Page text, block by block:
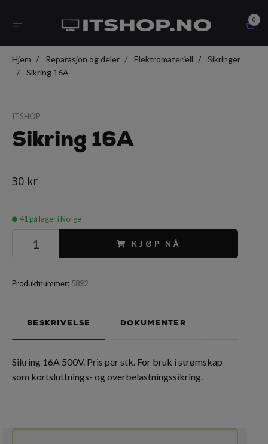
0
Hjem Reparasjon og deler Elektromateriell
Sikringer
Sikring 16A
ITSHOP
Sikring 16A
30 kr
41 på lager i Norge
KJØP NÅ
Produktnummer: 5892
BESKRIVELSE DOKUMENTER
Sikring 16A 500V. Pris per stk. For bruk i strømskap
som kortsluttnings- og overbelastningssikring.